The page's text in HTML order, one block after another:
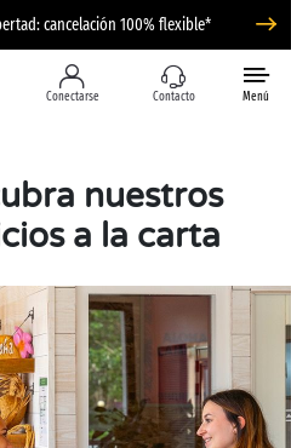
cancelación 100% flexible*
Conectarse Contacto Menú
nuestros
a la carta